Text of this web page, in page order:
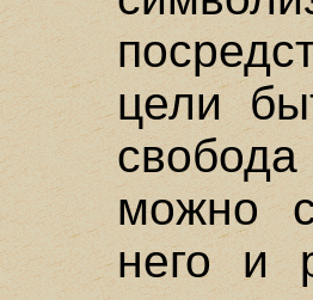
цели
можно
него и